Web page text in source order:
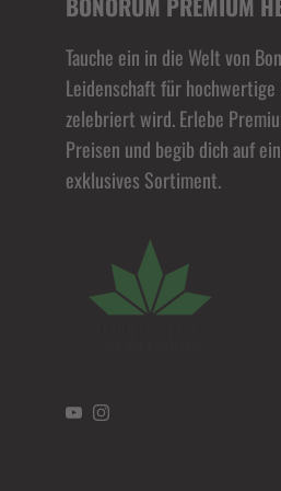
Tauche ein in die Welt von
Leidenschaft für
zelebriert wird. Erlebe
Preisen und begib dich auf
exklusives Sortiment.
YouTubeInstagram